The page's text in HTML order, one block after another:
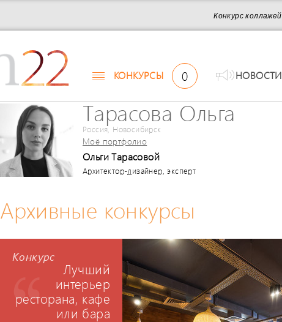
Конкурс коллажей
22 КОНКУРСЫ 0 НОВОСТИ
Тарасова Ольга
Россия, Новосибирск
Моё портфолио
Ольги Тарасовой
Архитектор-дизайнер, эксперт
Архивные конкурсы
Конкурс
Лучший
интерьер
ресторана, кафе
или бара